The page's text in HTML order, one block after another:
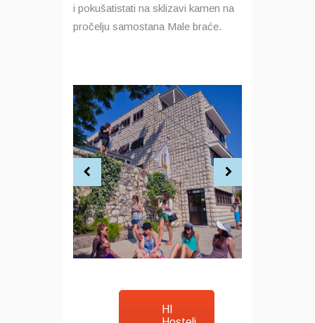
i pokušatistati na sklizavi kamen na
pročelju samostana Male braće.
HI